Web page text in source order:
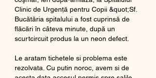
Clinic de Urgenţă pentru Copii &quot;Sf.
Bucătăria spitalului a fost cuprinsă de
flăcări în câteva minute, după un
scurtcircuit produs la un neon defect.
Le aratam tichetele si problema este
rezolvata. Cu putin noroc, avem si de